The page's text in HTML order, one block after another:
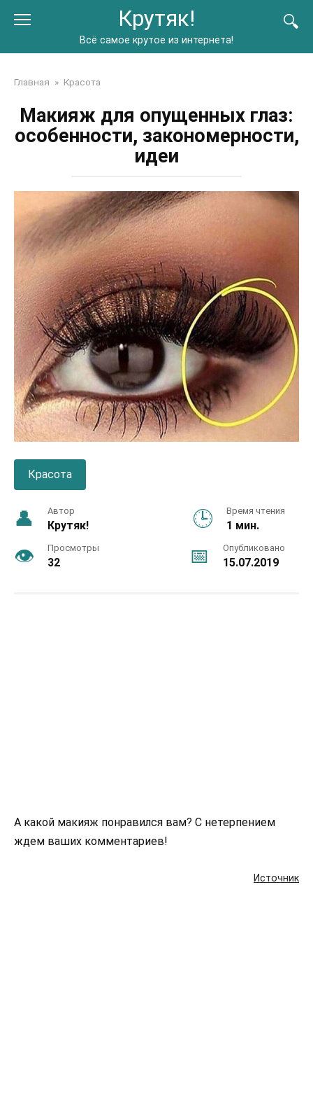
Крутяк!
Всё самое крутое из интернета!
Главная » Красота
Макияж для опущенных глаз:
особенности, закономерности,
идеи
Красота
Автор
Крутяк!
Время чтения
1 мин.
Просмотры
32
Опубликовано
15.07.2019
А какой макияж понравился вам? С нетерпением
ждем ваших комментариев!
Источник